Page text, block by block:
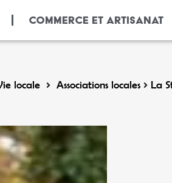
COMMERCE ET ARTISANAT
locale Associations locales La